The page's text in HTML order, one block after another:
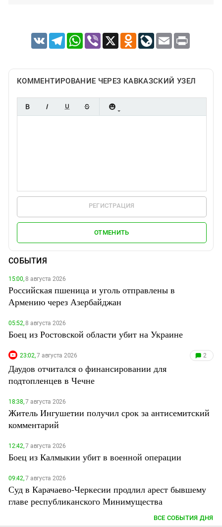
VK TelegramWhatsApp
Viber X Odnoklassniki
LiveJournal
Email Print
КОММЕНТИРОВАНИЕ ЧЕРЕЗ КАВКАЗСКИЙ УЗЕЛ
РЕГИСТРАЦИЯ
ОТМЕНИТЬ
СОБЫТИЯ
15:00,8 августа 2026
Российская пшеница и уголь отправлены в
Армению через Азербайджан
05:52,8 августа 2026
Боец из Ростовской области убит на Украине
23:02,7 августа 2026 2
Даудов отчитался о финансировании для
подтопленцев в Чечне
18:38,7 августа 2026
Житель Ингушетии получил срок за антисемитский
комментарий
12:42,7 августа 2026
Боец из Калмыкии убит в военной операции
09:42,7 августа 2026
Суд в Карачаево-Черкесии продлил арест бывшему
главе республиканского Минимущества
ВСЕ СОБЫТИЯ ДНЯ